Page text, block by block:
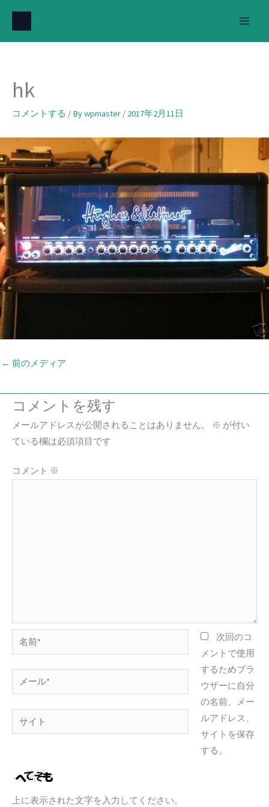
を
hk
コメントする / Bywpmaster / 2017年2月11日
← 前のメディア
コメントを残す
メールアドレスが公開されることはありません。 ※ が付い
ている欄は必須項目です
コメント ※
前
*
ー
ル
イ
次回のコ
メントで使用
するためブラ
ウザーに自分
の名前、メー
ルアドレス、
サイトを保存
する。
上に表示された文字を入力してください。